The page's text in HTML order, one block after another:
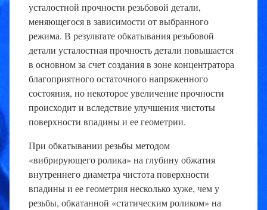
усталостной прочности резьбовой детали,
меняющегося в зависимости от выбранного
режима. В результате обкатывания резьбовой
детали усталостная прочность детали повышается
в основном за счет создания в зоне концентратора
благоприятного остаточного напряженного
состояния, но некоторое увеличение прочности
происходит и вследствие улучшения чистоты
поверхности впадины и ее геометрии.
При обкатывании резьбы методом
«вибрирующего ролика» на глубину обжатия
внутреннего диаметра чистота поверхности
впадины и ее геометрия несколько хуже, чем у
резьбы, обкатанной «статическим роликом» на